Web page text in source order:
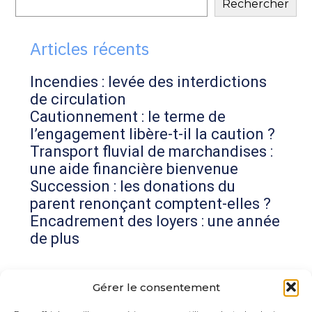
Gérer le consentement
sidebar
Rechercher
Articles récents
Incendies : levée des interdictions
de circulation
Cautionnement : le terme de
l’engagement libère-t-il la caution ?
Transport fluvial de marchandises :
une aide financière bienvenue
Succession : les donations du
parent renonçant comptent-elles ?
Encadrement des loyers : une année
de plus
Commentaires récents